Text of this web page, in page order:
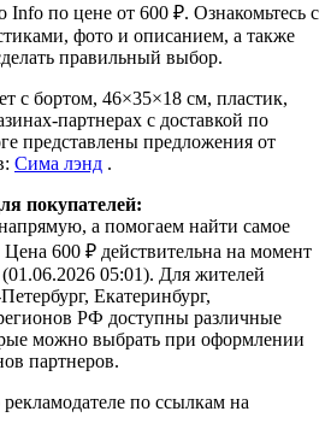
Info по цене от 600 ₽. Ознакомьтесь с
фото и описанием, а также
правильный выбор.
с бортом, 46×35×18 см, пластик,
партнерах с доставкой по
представлены предложения от
Сима лэнд .
покупателей:
а помогаем найти самое
600 ₽ действительна на момент
05:01). Для жителей
Екатеринбург,
РФ доступны различные
можно выбрать при оформлении
партнеров.
по ссылкам на